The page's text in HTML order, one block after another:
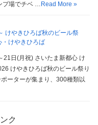
プ場でチベ … Read More »
けやきひろば秋のビール祭
・けやきひろば
21日(月祝) さいたま新都心 け
けやきひろば秋のビール祭り
ーターが集まり、300種類以
ク